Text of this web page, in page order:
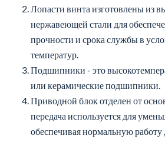
Лопасти винта изготовлены из
нержавеющей стали для
прочности и срока службы в
температур.
Подшипники - это
или керамические подшипники.
Приводной блок отделен от
передача используется для
обеспечивая нормальную работу